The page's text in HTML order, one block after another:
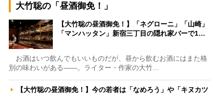
大竹聡の「昼酒御免！」
【大竹聡の昼酒御免！】「ネグローニ」「山崎」
「マンハッタン」新宿三丁目の隠れ家バーで1…
お酒はいつ飲んでもいいものだが、昼から飲むお酒にはまた格
別の味わいがある――。ライター・作家の大竹…
【大竹聡の昼酒御免！】今の若者は「なめろう」や「キヌカツ